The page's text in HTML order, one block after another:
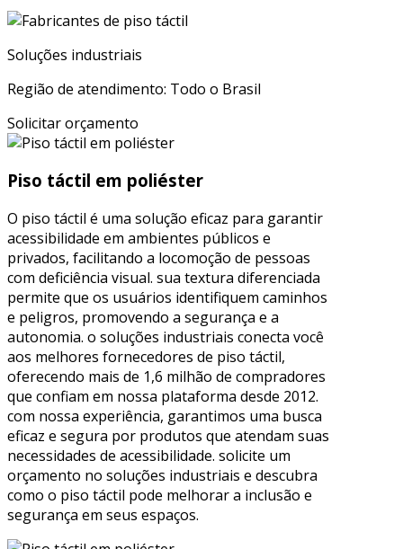
Soluções industriais
Região de atendimento: Todo o Brasil
Solicitar orçamento
Piso táctil em poliéster
O piso táctil é uma solução eficaz para garantir
acessibilidade em ambientes públicos e
privados, facilitando a locomoção de pessoas
com deficiência visual. sua textura diferenciada
permite que os usuários identifiquem caminhos
e peligros, promovendo a segurança e a
autonomia. o soluções industriais conecta você
aos melhores fornecedores de piso táctil,
oferecendo mais de 1,6 milhão de compradores
que confiam em nossa plataforma desde 2012.
com nossa experiência, garantimos uma busca
eficaz e segura por produtos que atendam suas
necessidades de acessibilidade. solicite um
orçamento no soluções industriais e descubra
como o piso táctil pode melhorar a inclusão e
segurança em seus espaços.